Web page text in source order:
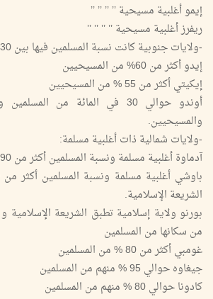
إيمو أغلبية مسيحية ’’ ’’ ’’ ’’
ريفرز أغلبية مسيحية ’’ ’’ ’’ ’’
-ولايات جنوبية كانت نسبة المسلمين فيها بين 30 % و 45 %:
إيدو أكثر من 60% من المسيحيين
إيكيتي أكثر من 55 % من المسيحيين
أوندو حوالي 30 في المائة من
والمسيحيين.
-ولايات شمالية ذات أغلبية مسلمة:
آدماوة أغلبية مسلمة ونسبة المسلمين أكثر من 90%
الشريعة الإسلامية.
من سكانها من المسلمين
غومبي أكثر من 80 % من المسلمين
جيغاوه حوالي 95 % منهم من المسلمين
كادونا حوالي 80 % منهم من المسلمين